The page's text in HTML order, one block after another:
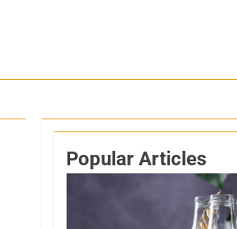
Popular Articles